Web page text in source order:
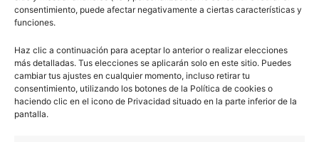
consentimiento, puede afectar negativamente a ciertas características y
funciones.
Haz clic a continuación para aceptar lo anterior o realizar elecciones
más detalladas. Tus elecciones se aplicarán solo en este sitio. Puedes
cambiar tus ajustes en cualquier momento, incluso retirar tu
consentimiento, utilizando los botones de la Política de cookies o
haciendo clic en el icono de Privacidad situado en la parte inferior de la
pantalla.
Lengua
211
Varios
1185
En Básico